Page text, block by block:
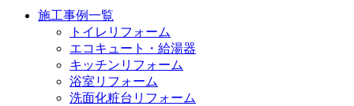
施工事例一覧
トイレリフォーム
エコキュート・給湯器
キッチンリフォーム
浴室リフォーム
洗面化粧台リフォーム